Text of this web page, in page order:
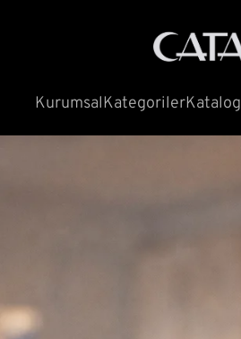
KurumsalKategorilerKatalog